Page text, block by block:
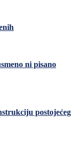
ni pisano
postojećeg